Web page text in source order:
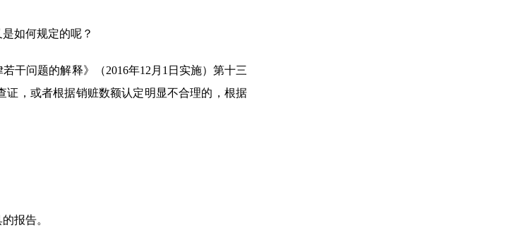
如何规定的呢？
干问题的解释》（2016年12月1日实施）第十三
，或者根据销赃数额认定明显不合理的，根据
报告。